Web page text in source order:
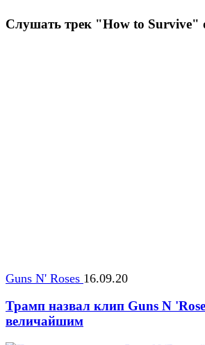
Слушать трек "How to Survive"
Guns N' Roses 16.09.20
Трамп назвал клип Guns N
величайшим